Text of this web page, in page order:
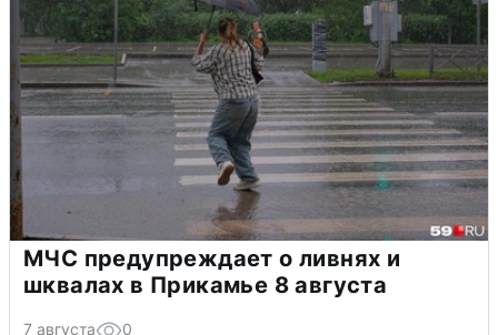
МЧС предупреждает о ливнях и
шквалах в Прикамье 8 августа
7 августа 0